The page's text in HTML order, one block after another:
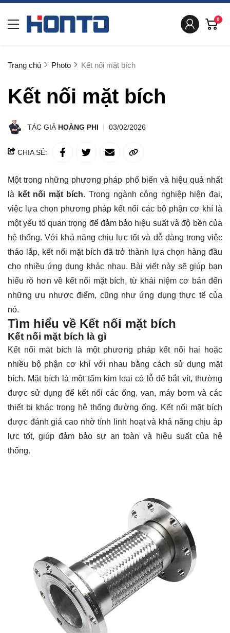
0
Trang chủ Photo Kết nối mặt bích
Kết nối mặt bích
TÁC GIẢ HOÀNG PHI 03/02/2026
CHIA SẺ:
Một trong những phương pháp phổ biến và hiệu quả nhất
là
kết nối mặt bích. Trong ngành công nghiệp hiện đại,
việc lựa chọn phương pháp kết nối các bộ phận cơ khí là
một yếu tố quan trọng để đảm bảo hiệu suất và độ bền của
hệ thống. Với khả năng chịu lực tốt và dễ dàng trong việc
tháo lắp, kết nối mặt bích đã trở thành lựa chọn hàng đầu
cho nhiều ứng dụng khác nhau. Bài viết này sẽ giúp bạn
hiểu rõ hơn về kết nối mặt bích, từ khái niệm cơ bản đến
những ưu nhược điểm, cũng như ứng dụng thực tế của
nó.
Tìm hiểu về Kết nối mặt bích
Kết nối mặt bích là gì
Kết nối mặt bích là một phương pháp kết nối hai hoặc
nhiều bộ phận cơ khí với nhau bằng cách sử dụng mặt
bích. Mặt bích là một tấm kim loại có lỗ để bắt vít, thường
được sử dụng để kết nối các ống, van, máy bơm và các
thiết bị khác trong hệ thống đường ống. Kết nối mặt bích
được đánh giá cao nhờ tính linh hoạt và khả năng chịu áp
lực tốt, giúp đảm bảo sự an toàn và hiệu suất của hệ
thống.